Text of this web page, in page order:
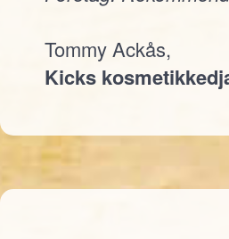
Tommy Ackås,
Kicks